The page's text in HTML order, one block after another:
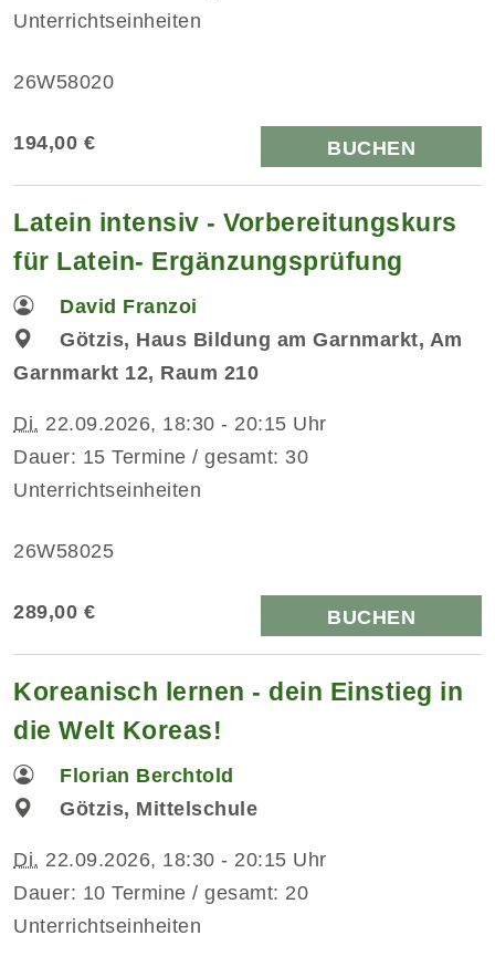
Unterrichtseinheiten
26W58020
194,00 € BUCHEN
Latein intensiv - Vorbereitungskurs
für Latein- Ergänzungsprüfung
David Franzoi
Götzis, Haus Bildung am Garnmarkt, Am
Garnmarkt 12, Raum 210
Di. 22.09.2026, 18:30 - 20:15 Uhr
Dauer: 15 Termine / gesamt: 30
Unterrichtseinheiten
26W58025
289,00 € BUCHEN
Koreanisch lernen - dein Einstieg in
die Welt Koreas!
Florian Berchtold
Götzis, Mittelschule
Di. 22.09.2026, 18:30 - 20:15 Uhr
Dauer: 10 Termine / gesamt: 20
Unterrichtseinheiten